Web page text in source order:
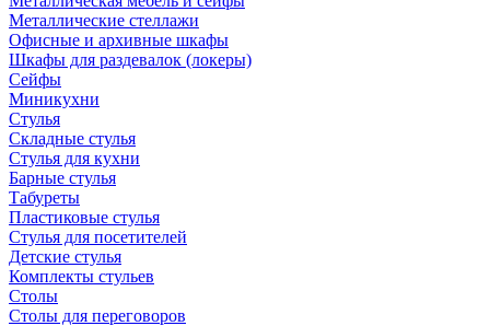
Металлические стеллажи
Офисные и архивные шкафы
Шкафы для раздевалок (локеры)
Сейфы
Миникухни
Стулья
Складные стулья
Стулья для кухни
Барные стулья
Табуреты
Пластиковые стулья
Стулья для посетителей
Детские стулья
Комплекты стульев
Столы
Столы для переговоров